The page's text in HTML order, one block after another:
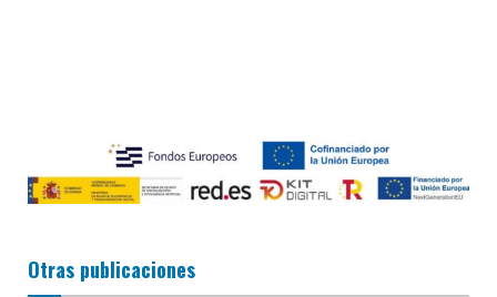
Otras publicaciones